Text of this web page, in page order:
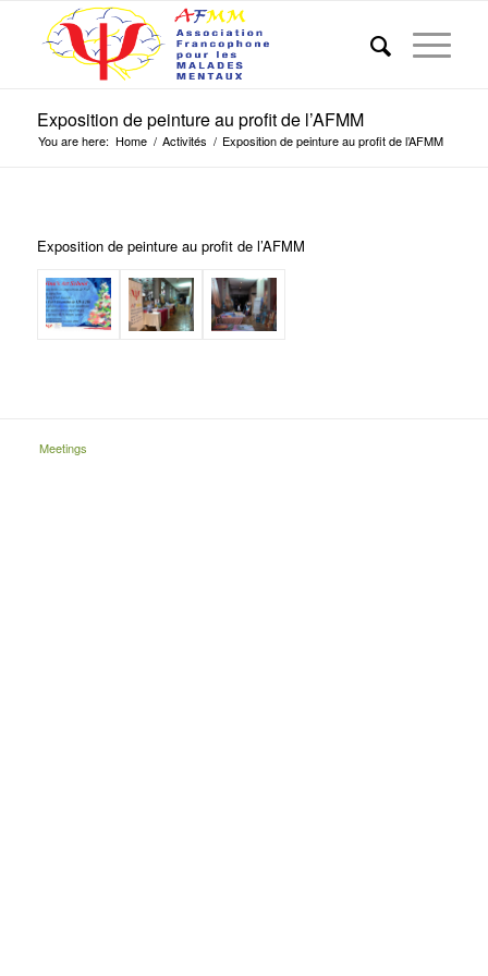
Exposition de peinture au profit de l’AFMM
You are here: Home / Activités / Exposition de peinture au profit de l’AFMM
Exposition de peinture au profit de l’AFMM
Meetings